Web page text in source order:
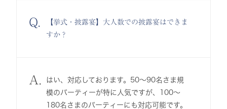
Q.
【挙式・披露宴】大人数での披露宴はできま
すか？
A.
はい、対応しております。50～90名さま規
模のパーティーが特に人気ですが、100～
180名さまのパーティーにも対応可能です。